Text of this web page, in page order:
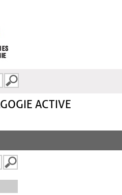
ACTIVE